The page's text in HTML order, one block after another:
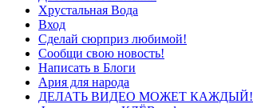
Хрустальная Вода
Вход
Сделай сюрприз любимой!
Сообщи свою новость!
Написать в Блоги
Ария для народа
ДЕЛАТЬ ВИДЕО МОЖЕТ КАЖДЫЙ!